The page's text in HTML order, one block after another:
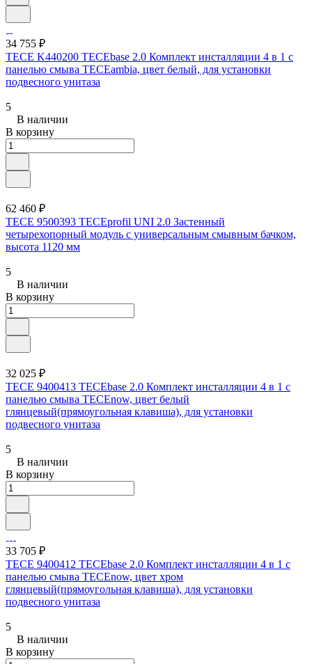
34 755 ₽
TECE K440200 TECEbase 2.0 Комплект инсталляции 4 в 1 с
панелью смыва ТЕСЕambia, цвет белый, для установки
подвесного унитаза
5
В наличии
В корзину
62 460 ₽
TECE 9500393 TECEprofil UNI 2.0 Застенный
четырехопорный модуль с универсальным смывным бачком,
высота 1120 мм
5
В наличии
В корзину
32 025 ₽
TECE 9400413 TECEbase 2.0 Комплект инсталляции 4 в 1 с
панелью смыва ТЕСЕnow, цвет белый
глянцевый(прямоугольная клавиша), для установки
подвесного унитаза
5
В наличии
В корзину
33 705 ₽
TECE 9400412 TECEbase 2.0 Комплект инсталляции 4 в 1 с
панелью смыва ТЕСЕnow, цвет хром
глянцевый(прямоугольная клавиша), для установки
подвесного унитаза
5
В наличии
В корзину